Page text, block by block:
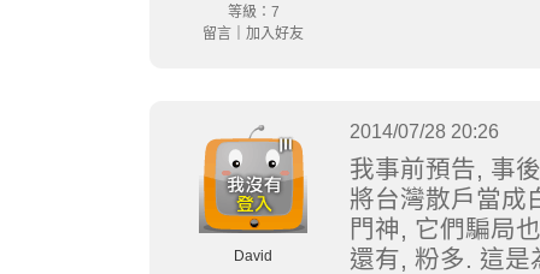
等級：7
留言
加入好友
David
2014/07/28 20:26
我事前預告, 事
將台灣散戶當成
門神, 它們騙局
還有, 粉多. 這是